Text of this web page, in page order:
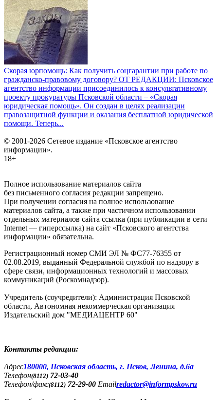
Скорая юрпомощь: Как получить соцгарантии при работе по
гражданско-правовому договору? ОТ РЕДАКЦИИ: Псковское
агентство информации присоединилось к консультативному
проекту прокуратуры Псковской области – «Скорая
юридическая помощь». Он создан в целях реализации
правозащитной функции и оказания бесплатной юридической
помощи. Теперь...
© 2001-2026 Сетевое издание «Псковское агентство
информации».
18+
Полное использование материалов сайта
без письменного согласия редакции запрещено.
При получении согласия на полное использование
материалов сайта, а также при частичном использовании
отдельных материалов сайта ссылка (при публикации в сети
Internet — гиперссылка) на сайт «Псковского агентства
информации» обязательна.
Регистрационный номер СМИ ЭЛ № ФС77-76355 от
02.08.2019, выданный Федеральной службой по надзору в
сфере связи, информационных технологий и массовых
коммуникаций (Роскомнадзор).
Учредитель (соучредители): Администрация Псковской
области, Автономная некоммерческая организация
Издательский дом "МЕДИАЦЕНТР 60"
Контакты редакции:
Адреc180000, Псковская область, г. Псков, Ленина, д.6а
Телефон(8112) 72-03-40
Телефон/факс(8112) 72-29-00 Emailredactor@informpskov.ru